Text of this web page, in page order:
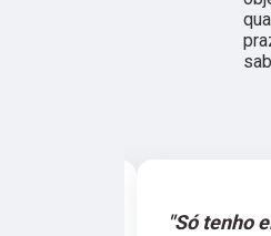
"Só tenho elogios."